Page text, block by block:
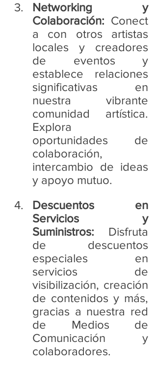
Networking y
Colaboración: Conect
a con otros artistas
locales y creadores
de eventos y
establece relaciones
significativas en
nuestra vibrante
comunidad artística.
Explora
oportunidades de
colaboración,
intercambio de ideas
y apoyo mutuo.
Descuentos en
Servicios y
Suministros: Disfruta
de descuentos
especiales en
servicios de
visibilización, creación
de contenidos y más,
gracias a nuestra red
de Medios de
Comunicación y
colaboradores.